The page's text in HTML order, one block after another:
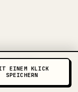
beider Notizen
EINEM KLICK
SPEICHERN